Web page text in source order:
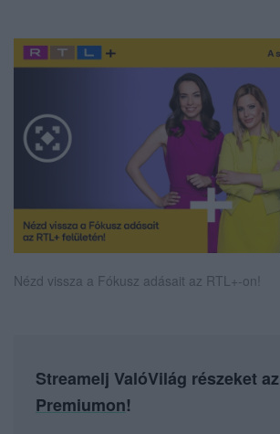
Nézd vissza a Fókusz adásait az RTL+-on!
Streamelj ValóVilág részeket az
Premiumon!